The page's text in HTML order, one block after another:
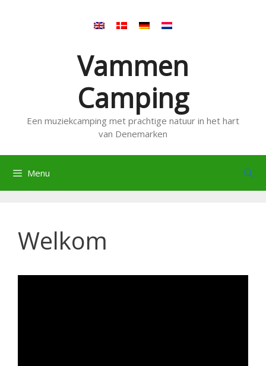
Vammen
Camping
Een muziekcamping met prachtige natuur in het hart
van Denemarken
Menu
Welkom